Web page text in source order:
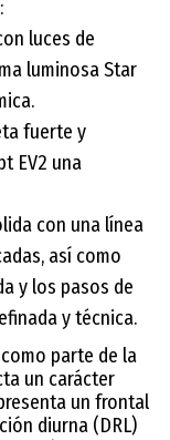
luces de
luminosa Star
fuerte y
EV2 una
con una línea
así como
y los pasos de
y técnica.
parte de la
un carácter
un frontal
diurna (DRL)